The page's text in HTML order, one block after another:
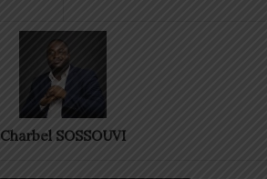
Charbel SOSSOUVI